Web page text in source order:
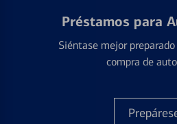
Préstamos para
Siéntase mejor
compra de